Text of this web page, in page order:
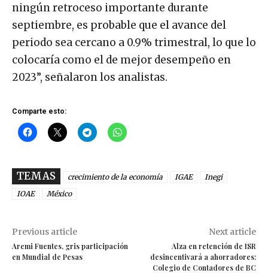
ningún retroceso importante durante
septiembre, es probable que el avance del
periodo sea cercano a 0.9% trimestral, lo que lo
colocaría como el de mejor desempeño en
2023”, señalaron los analistas.
Comparte esto:
TEMAS crecimiento de la economía IGAE
Inegi
IOAE
México
Previous article
Aremi Fuentes, gris participación
en Mundial de Pesas
Next article
Alza en retención de ISR
desincentivará a ahorradores:
Colegio de Contadores de BC